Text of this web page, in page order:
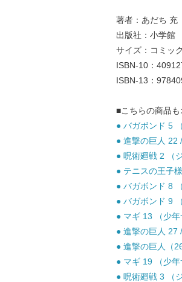
著者：あだち 充
出版社：小学館
サイズ：コミック
ISBN-10：
ISBN-13：
■こちらの商品
● バガボンド 5
● 進撃の巨人 22
● 呪術廻戦 2 （
● テニスの王子
● バガボンド 8
● バガボンド 9
● マギ 13 （少
● 進撃の巨人 27
● 進撃の巨人（
● マギ 19 （少
● 呪術廻戦 3 （